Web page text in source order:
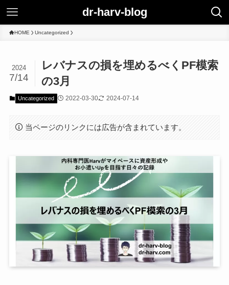
dr-harv-blog
HOME Uncategorized
レバナスの損を埋めるべくPF模索
の3月
2024
7/14
Uncategorized 2022-03-30 2024-07-14
当ページのリンクには広告が含まれています。